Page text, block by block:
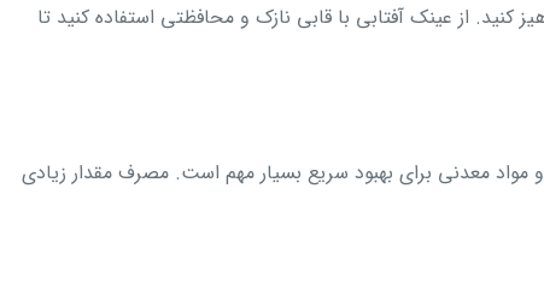
کنید. از عینک آفتابی با قابی نازک و محافظتی استفاده کنید تا
معدنی برای بهبود سریع بسیار مهم است. مصرف مقدار زیادی